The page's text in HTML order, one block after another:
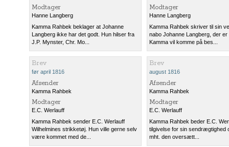
Modtager
Hanne Langberg
Kamma Rahbek beklager at Johanne
Langberg ikke har det godt. Hun hilser fra
J.P. Mynster, Chr. Mo...
Modtager
Hanne Langberg
Kamma Rahbek skriver til sin
nabo Johanne Langberg, der er
Kamma vil komme på bes...
Brev
før april 1816
Afsender
Kamma Rahbek
Modtager
E.C. Werlauff
Kamma Rahbek sender E.C. Werlauff
Wilhelmines strikketøj. Hun ville gerne selv
være kommet med de...
Brev
august 1816
Afsender
Kamma Rahbek
Modtager
E.C. Werlauff
Kamma Rahbek beder E.C.
tilgivelse for sin sendrægtighed
mht. den oversætt...